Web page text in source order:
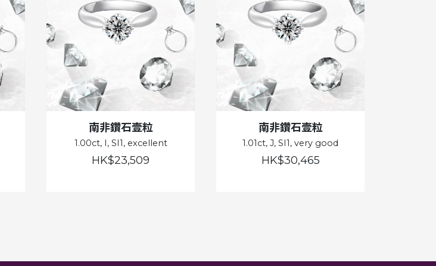
南非鑽石壹粒
1.00ct, I, SI1, excellent
HK$23,509
南非鑽石壹粒
1.01ct, J, SI1, very good
HK$30,465